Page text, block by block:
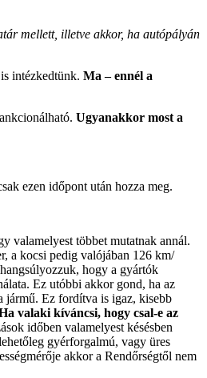
mellett, illetve akkor, ha autópályán
intézkedtünk. Ma – ennél a
Ugyanakkor most a
ezen időpont után hozza meg.
valamelyest többet mutatnak annál.
a kocsi pedig valójában 126 km/
hogy a gyártók
Ez utóbbi akkor gond, ha az
jármű. Ez fordítva is igaz, kisebb
valaki kíváncsi, hogy csal-e az
időben valamelyest késésben
gyérforgalmú, vagy üres
akkor a Rendőrségtől nem